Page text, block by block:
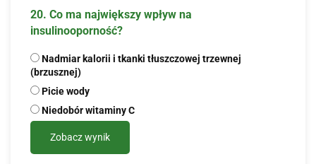
20. Co ma największy wpływ na
insulinooporność?
Nadmiar kalorii i tkanki tłuszczowej trzewnej
(brzusznej)
Picie wody
Niedobór witaminy C
Zobacz wynik